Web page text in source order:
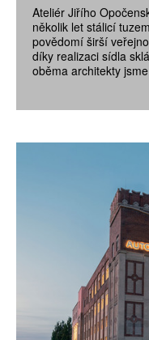
Ateliér Jiřího
několik let stálicí
povědomí širší
díky realizaci sídla
oběma architekty